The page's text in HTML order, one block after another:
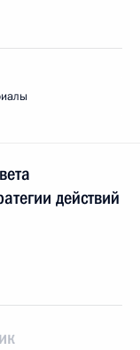
действий